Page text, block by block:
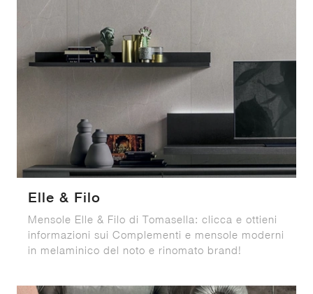
Elle & Filo
Mensole Elle & Filo di Tomasella: clicca e ottieni
informazioni sui Complementi e mensole moderni
in melaminico del noto e rinomato brand!